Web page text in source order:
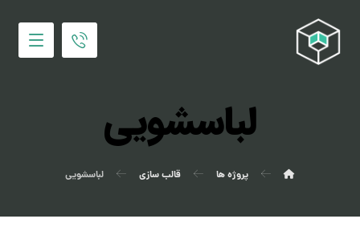
لباسشویی
پروژه ها قالب سازی لباسشویی